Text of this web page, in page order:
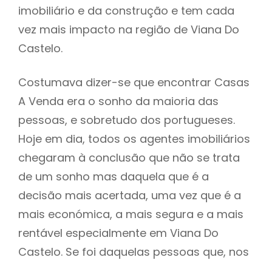
imobiliário e da construção e tem cada
vez mais impacto na região de Viana Do
Castelo.
Costumava dizer-se que encontrar Casas
A Venda era o sonho da maioria das
pessoas, e sobretudo dos portugueses.
Hoje em dia, todos os agentes imobiliários
chegaram à conclusão que não se trata
de um sonho mas daquela que é a
decisão mais acertada, uma vez que é a
mais económica, a mais segura e a mais
rentável especialmente em Viana Do
Castelo. Se foi daquelas pessoas que, nos